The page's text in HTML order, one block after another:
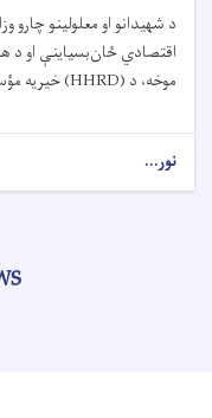
د شهیدانو او معلولینو چارو
اقتصادي ځان‌بسیاینې او د
موخه، د (HHRD) خیریه
نور...